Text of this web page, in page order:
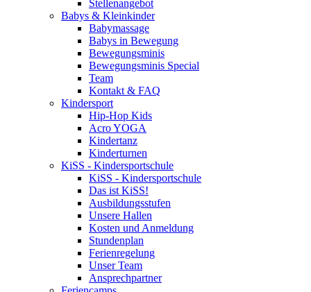
Stellenangebot
Babys & Kleinkinder
Babymassage
Babys in Bewegung
Bewegungsminis
Bewegungsminis Special
Team
Kontakt & FAQ
Kindersport
Hip-Hop Kids
Acro YOGA
Kindertanz
Kinderturnen
KiSS - Kindersportschule
KiSS - Kindersportschule
Das ist KiSS!
Ausbildungsstufen
Unsere Hallen
Kosten und Anmeldung
Stundenplan
Ferienregelung
Unser Team
Ansprechpartner